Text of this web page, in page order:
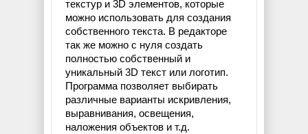
текстур и 3D элементов, которые
можно использовать для создания
собственного текста. В редакторе
так же можно с нуля создать
полностью собственный и
уникальный 3D текст или логотип.
Программа позволяет выбирать
различные варианты искривления,
выравнивания, освещения,
наложения объектов и т.д.